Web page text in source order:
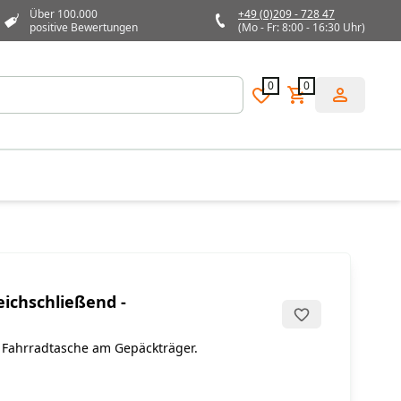
Über 100.000
positive Bewertungen
+49 (0)209 - 728 47
(Mo - Fr: 8:00 - 16:30 Uhr)
0 0
-